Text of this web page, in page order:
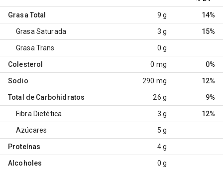
Grasa Total 9 g 14%
Grasa Saturada 3 g 15%
Grasa Trans 0 g
Colesterol 0 mg 0%
Sodio 290 mg 12%
Total de Carbohidratos 26 g 9%
Fibra Dietética 3 g 12%
Azúcares 5 g
Proteínas 4 g
Alcoholes 0 g